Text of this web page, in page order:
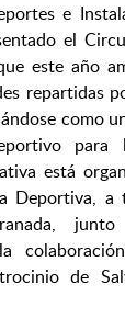
e
el
este año
repartidas
como
para
está
Deportiva, a
de